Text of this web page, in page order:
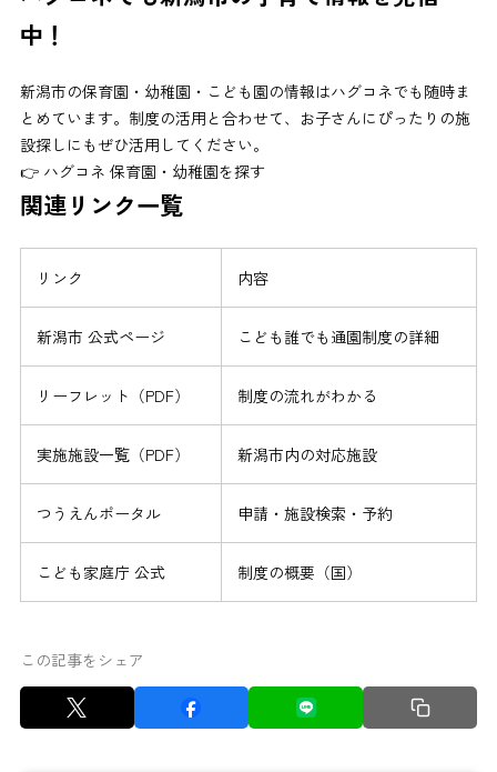
中！
新潟市の保育園・幼稚園・こども園の情報はハグコネでも随時ま
とめています。制度の活用と合わせて、お子さんにぴったりの施
設探しにもぜひ活用してください。
👉 ハグコネ 保育園・幼稚園を探す
関連リンク一覧
リンク 内容
新潟市 公式ページ こども誰でも通園制度の詳細
リーフレット（PDF） 制度の流れがわかる
実施施設一覧（PDF） 新潟市内の対応施設
つうえんポータル 申請・施設検索・予約
こども家庭庁 公式 制度の概要（国）
この記事をシェア